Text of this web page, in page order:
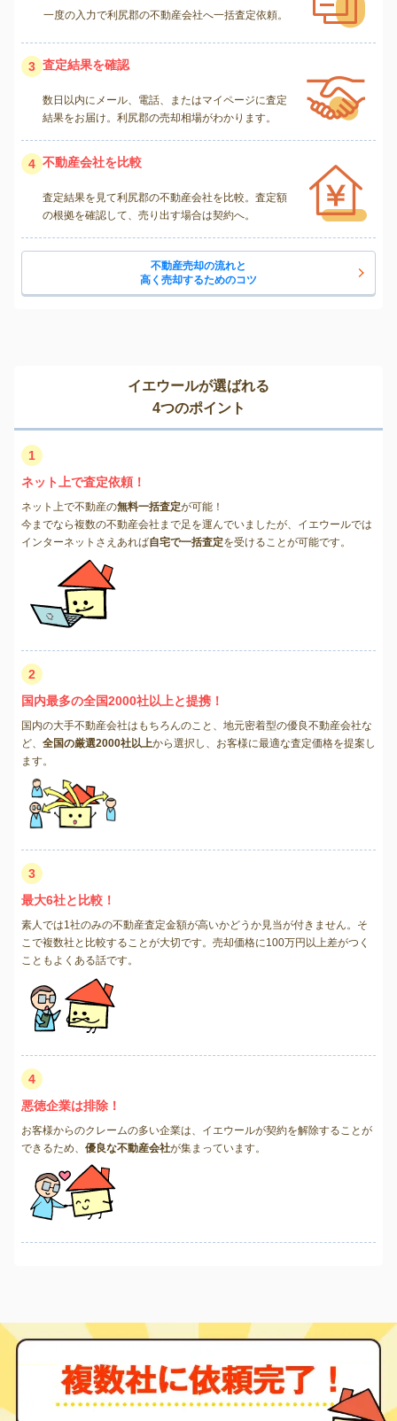
一度の入力で利尻郡の不動産会社へ一括査定依頼。
3 査定結果を確認
数日以内にメール、電話、またはマイページに査定
結果をお届け。利尻郡の売却相場がわかります。
4 不動産会社を比較
査定結果を見て利尻郡の不動産会社を比較。査定額
の根拠を確認して、売り出す場合は契約へ。
不動産売却の流れと
高く売却するためのコツ
イエウールが選ばれる
4つのポイント
1
ネット上で査定依頼！
ネット上で不動産の無料一括査定が可能！
今までなら複数の不動産会社まで足を運んでいましたが、イエウールでは
インターネットさえあれば自宅で一括査定を受けることが可能です。
2
国内最多の全国2000社以上と提携！
国内の大手不動産会社はもちろんのこと、地元密着型の優良不動産会社な
ど、 全国の厳選2000社以上から選択し、お客様に最適な査定価格を提案し
ます。
3
最大6社と比較！
素人では1社のみの不動産査定金額が高いかどうか見当が付きません。そ
こで複数社と比較することが大切です。売却価格に100万円以上差がつく
こともよくある話です。
4
悪徳企業は排除！
お客様からのクレームの多い企業は、イエウールが契約を解除することが
できるため、 優良な不動産会社が集まっています。